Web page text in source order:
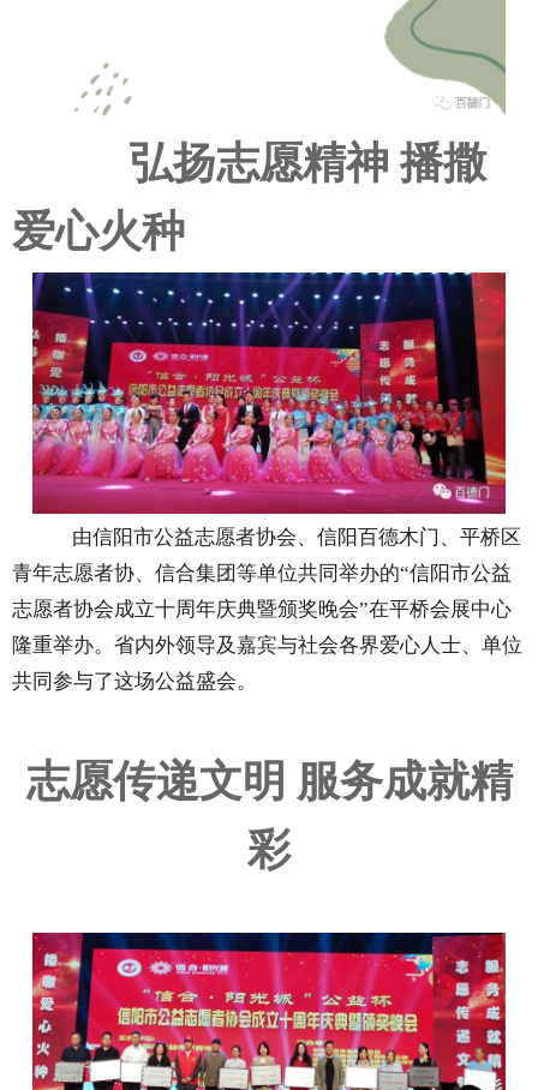
弘扬志愿精神 播撒
爱心火种
由信阳市公益志愿者协会、信阳百德木门、平桥区
青年志愿者协、信合集团等单位共同举办的“信阳市公益
志愿者协会成立十周年庆典暨颁奖晚会”在平桥会展中心
隆重举办。省内外领导及嘉宾与社会各界爱心人士、单位
共同参与了这场公益盛会。
志愿传递文明 服务成就精
彩